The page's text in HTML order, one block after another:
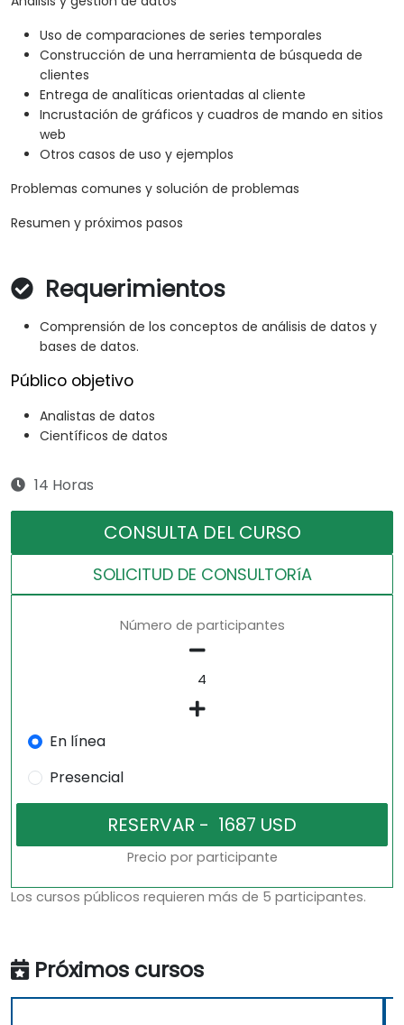
Uso de comparaciones de series temporales
Construcción de una herramienta de búsqueda de
clientes
Entrega de analíticas orientadas al cliente
Incrustación de gráficos y cuadros de mando en sitios
web
Otros casos de uso y ejemplos
Problemas comunes y solución de problemas
Resumen y próximos pasos
Requerimientos
Comprensión de los conceptos de análisis de datos y
bases de datos.
Público objetivo
Analistas de datos
Científicos de datos
14 Horas
CONSULTA DEL CURSO
SOLICITUD DE CONSULTORíA
Número de participantes
En línea
Presencial
Precio por participante
Los cursos públicos requieren más de 5 participantes.
Próximos cursos